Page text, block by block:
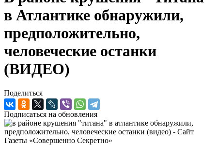
в Атлантике обнаружили,
предположительно,
человеческие останки
(ВИДЕО)
Поделиться
Подписаться на обновления